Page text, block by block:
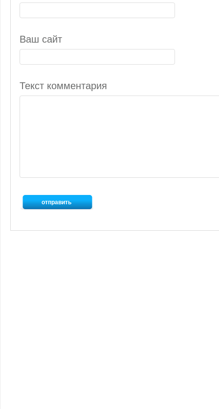
Ваш сайт
Текст комментария